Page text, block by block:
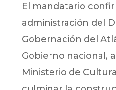
El mandatario
administración del
Gobernación del
Gobierno nacional,
Ministerio de